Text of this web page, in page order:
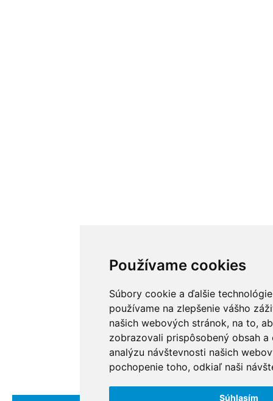
Používame cookies
Súbory cookie a ďalšie
používame na zlepšenie vášho
našich webových stránok, na to,
zobrazovali prispôsobený obsah a
analýzu návštevnosti našich
pochopenie toho, odkiaľ naši
Súhlasím